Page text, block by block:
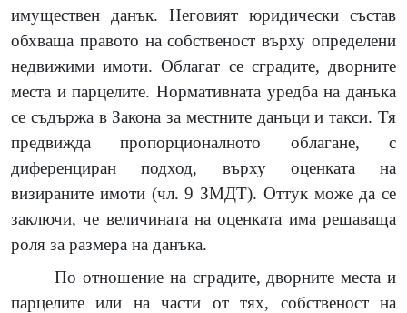
имуществен данък. Неговият юридически състав
обхваща правото на собственост върху определени
недвижими имоти. Облагат се сградите, дворните
места и парцелите. Нормативната уредба на данъка
се съдържа в Закона за местните данъци и такси. Тя
предвижда пропорционалното облагане, с
диференциран подход, върху оценката на
визираните имоти (чл. 9 ЗМДТ). Оттук може да се
заключи, че величината на оценката има решаваща
роля за размера на данъка.
По отношение на сградите, дворните места и
парцелите или на части от тях, собственост на